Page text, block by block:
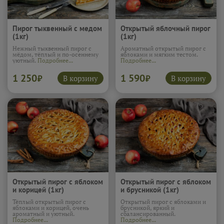
Пирог тыквенный с медом
(1кг)
Нежный тыквенный пирог с
мёдом, тёплый и по-осеннему
уютный. Подробнее...
1 250₽ В корзину
Открытый яблочный пирог
(1кг)
Ароматный открытый пирог с
яблоками и мягким тестом.
Подробнее...
1 590₽ В корзину
Открытый пирог с яблоком
и корицей (1кг)
Тёплый открытый пирог с
яблоками и корицей, очень
ароматный и уютный.
Подробнее...
Открытый пирог с яблоком
и брусникой (1кг)
Открытый пирог с яблоками и
брусникой, яркий и
сбалансированный.
Подробнее...